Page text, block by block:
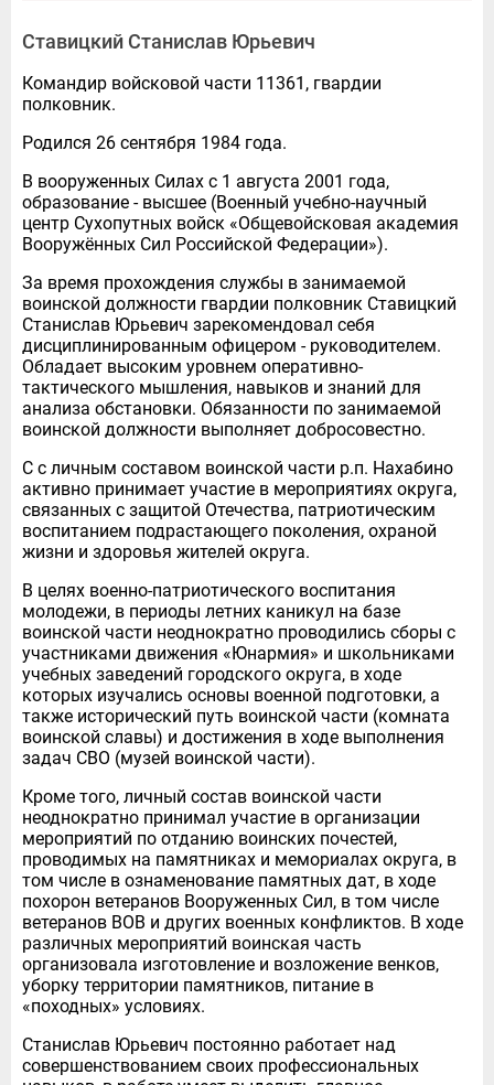
Ставицкий Станислав Юрьевич
Командир войсковой части 11361, гвардии
полковник.
Родился 26 сентября 1984 года.
В вооруженных Силах с 1 августа 2001 года,
образование - высшее (Военный учебно-научный
центр Сухопутных войск «Общевойсковая академия
Вооружённых Сил Российской Федерации»).
За время прохождения службы в занимаемой
воинской должности гвардии полковник Ставицкий
Станислав Юрьевич зарекомендовал себя
дисциплинированным офицером - руководителем.
Обладает высоким уровнем оперативно-
тактического мышления, навыков и знаний для
анализа обстановки. Обязанности по занимаемой
воинской должности выполняет добросовестно.
С с личным составом воинской части р.п. Нахабино
активно принимает участие в мероприятиях округа,
связанных с защитой Отечества, патриотическим
воспитанием подрастающего поколения, охраной
жизни и здоровья жителей округа.
В целях военно-патриотического воспитания
молодежи, в периоды летних каникул на базе
воинской части неоднократно проводились сборы с
участниками движения «Юнармия» и школьниками
учебных заведений городского округа, в ходе
которых изучались основы военной подготовки, а
также исторический путь воинской части (комната
воинской славы) и достижения в ходе выполнения
задач СВО (музей воинской части).
Кроме того, личный состав воинской части
неоднократно принимал участие в организации
мероприятий по отданию воинских почестей,
проводимых на памятниках и мемориалах округа, в
том числе в ознаменование памятных дат, в ходе
похорон ветеранов Вооруженных Сил, в том числе
ветеранов ВОВ и других военных конфликтов. В ходе
различных мероприятий воинская часть
организовала изготовление и возложение венков,
уборку территории памятников, питание в
«походных» условиях.
Станислав Юрьевич постоянно работает над
совершенствованием своих профессиональных